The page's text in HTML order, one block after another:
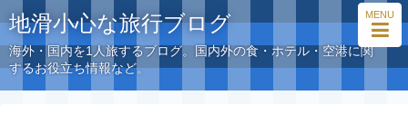
MENU
地滑小心な旅行ブログ
海外・国内を1人旅するブログ。国内外の食・ホテル・空港に関
するお役立ち情報など。